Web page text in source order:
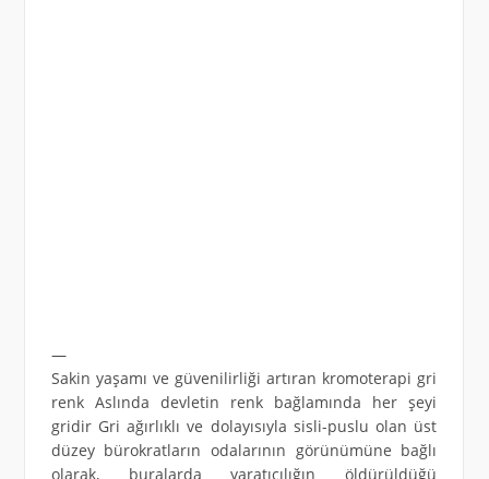
—
Sakin yaşamı ve güvenilirliği artıran kromoterapi gri
renk Aslında devletin renk bağlamında her şeyi
gridir Gri ağırlıklı ve dolayısıyla sisli-puslu olan üst
düzey bürokratların odalarının görünümüne bağlı
olarak, buralarda yaratıcılığın öldürüldüğü